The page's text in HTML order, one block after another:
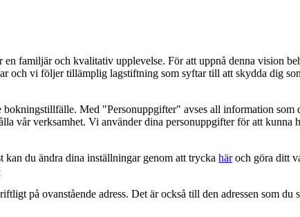
familjär och kvalitativ upplevelse. För att uppnå denna vision
och vi följer tillämplig lagstiftning som syftar till att skydda dig
Med "Personuppgifter" avses all information
vår verksamhet. Vi använder dina personuppgifter för att kunna
du ändra dina inställningar genom att trycka häroch göra ditt
på ovanstående adress. Det är också till den adressen som du